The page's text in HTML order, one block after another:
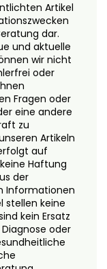
Artikel
dar.
und aktuelle
wir nicht
oder
Fragen oder
eine andere
zu
Artikeln
auf
Haftung
der
Informationen
stellen keine
kein Ersatz
oder